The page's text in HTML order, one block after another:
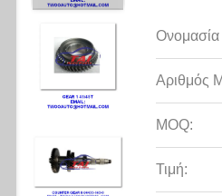
Αριθμός
MOQ:
Τιμή: